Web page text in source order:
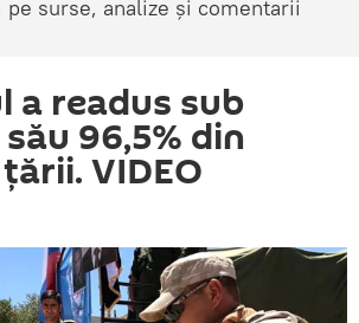
pe surse, analize și comentarii
a readus sub
96,5% din
VIDEO